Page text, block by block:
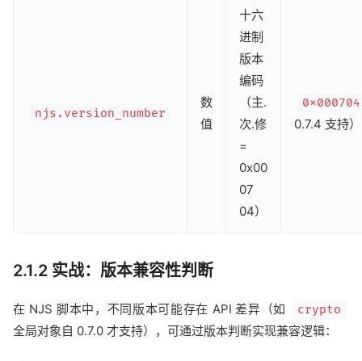
njs.version_number
数
值
十六
进制
版本
编码
（主.
次.修
=
0x00
07
04）
0x000704
0.7.4 支持）
2.1.2 实战：版本兼容性判断
在 NJS 脚本中，不同版本可能存在 API 差异（如 crypto
全局对象自 0.7.0 才支持），可通过版本判断实现兼容逻辑：